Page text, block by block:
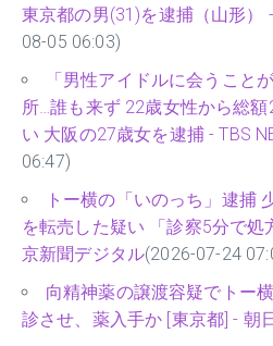
東京都の男(31)を逮捕（山形）
08-05 06:03)
「男性アイドルに会うこと
所…誰も来ず 22歳女性から総
い 大阪の27歳女を逮捕 - TBS
06:47)
トー横の「いのっち」逮捕
を転売した疑い 「診察5分で処
京新聞デジタル(2026-07-24
向精神薬の譲渡容疑でトー
診させ、薬入手か [東京都] - 朝